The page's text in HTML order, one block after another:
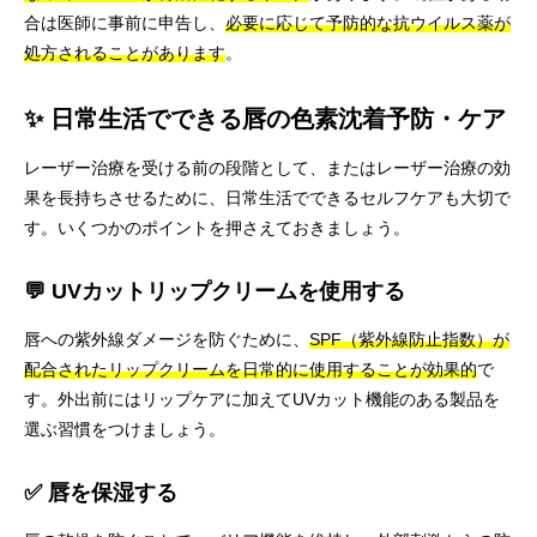
合は医師に事前に申告し、 必要に応じて予防的な抗ウイルス薬が
処方されることがあります。
✨ 日常生活でできる唇の色素沈着予防・ケア
レーザー治療を受ける前の段階として、またはレーザー治療の効
果を長持ちさせるために、日常生活でできるセルフケアも大切で
す。いくつかのポイントを押さえておきましょう。
💬 UVカットリップクリームを使用する
唇への紫外線ダメージを防ぐために、 SPF（紫外線防止指数）が
配合されたリップクリームを日常的に使用することが効果的で
す。外出前にはリップケアに加えてUVカット機能のある製品を
選ぶ習慣をつけましょう。
✅ 唇を保湿する